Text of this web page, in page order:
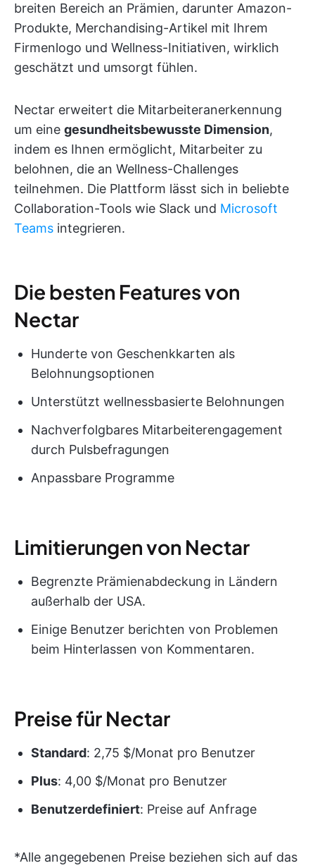
breiten Bereich an Prämien, darunter Amazon-
Produkte, Merchandising-Artikel mit Ihrem
Firmenlogo und Wellness-Initiativen, wirklich
geschätzt und umsorgt fühlen.
Nectar erweitert die Mitarbeiteranerkennung
um eine gesundheitsbewusste Dimension,
indem es Ihnen ermöglicht, Mitarbeiter zu
belohnen, die an Wellness-Challenges
teilnehmen. Die Plattform lässt sich in beliebte
Collaboration-Tools wie Slack und Microsoft
Teams integrieren.
Die besten Features von
Nectar
Hunderte von Geschenkkarten als
Belohnungsoptionen
Unterstützt wellnessbasierte Belohnungen
Nachverfolgbares Mitarbeiterengagement
durch Pulsbefragungen
Anpassbare Programme
Limitierungen von Nectar
Begrenzte Prämienabdeckung in Ländern
außerhalb der USA.
Einige Benutzer berichten von Problemen
beim Hinterlassen von Kommentaren.
Preise für Nectar
Standard: 2,75 $/Monat pro Benutzer
Plus: 4,00 $/Monat pro Benutzer
Benutzerdefiniert: Preise auf Anfrage
*Alle angegebenen Preise beziehen sich auf das